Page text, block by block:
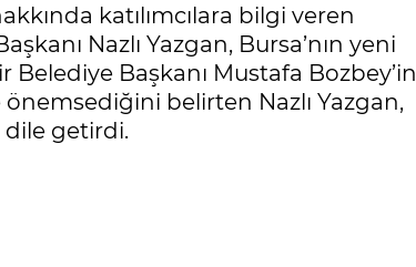
katılımcılara bilgi veren
Nazlı Yazgan, Bursa’nın yeni
Başkanı Mustafa Bozbey’in
belirten Nazlı Yazgan,
dile getirdi.